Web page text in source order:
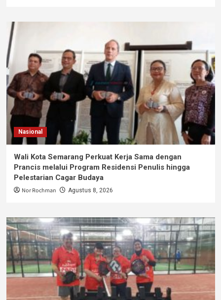
Nasional
Wali Kota Semarang Perkuat Kerja Sama dengan
Prancis melalui Program Residensi Penulis hingga
Pelestarian Cagar Budaya
Nor Rochman Agustus 8, 2026